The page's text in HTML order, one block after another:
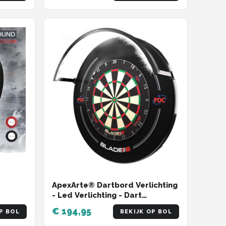
cm; 3kg- Zwart
BOL
ApexArte® Dartbord Verlichting
- Led Verlichting - Dart
€ 194,95 BEKIJK OP BOL